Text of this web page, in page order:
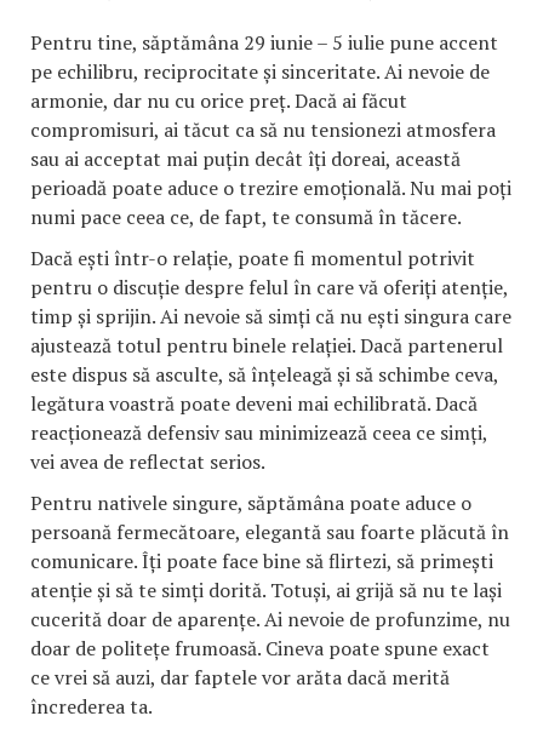
Pentru tine, săptămâna 29 iunie – 5 iulie pune accent
pe echilibru, reciprocitate și sinceritate. Ai nevoie de
armonie, dar nu cu orice preț. Dacă ai făcut
compromisuri, ai tăcut ca să nu tensionezi atmosfera
sau ai acceptat mai puțin decât îți doreai, această
perioadă poate aduce o trezire emoțională. Nu mai poți
numi pace ceea ce, de fapt, te consumă în tăcere.
Dacă ești într-o relație, poate fi momentul potrivit
pentru o discuție despre felul în care vă oferiți atenție,
timp și sprijin. Ai nevoie să simți că nu ești singura care
ajustează totul pentru binele relației. Dacă partenerul
este dispus să asculte, să înțeleagă și să schimbe ceva,
legătura voastră poate deveni mai echilibrată. Dacă
reacționează defensiv sau minimizează ceea ce simți,
vei avea de reflectat serios.
Pentru nativele singure, săptămâna poate aduce o
persoană fermecătoare, elegantă sau foarte plăcută în
comunicare. Îți poate face bine să flirtezi, să primești
atenție și să te simți dorită. Totuși, ai grijă să nu te lași
cucerită doar de aparențe. Ai nevoie de profunzime, nu
doar de politețe frumoasă. Cineva poate spune exact
ce vrei să auzi, dar faptele vor arăta dacă merită
încrederea ta.